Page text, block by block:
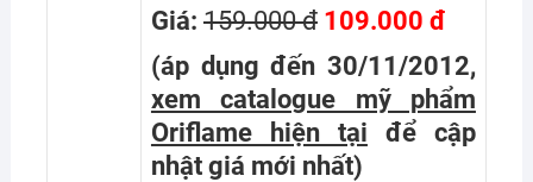
Giá: 159.000 đ109.000 đ
(áp dụng đến 30/11/2012,
xem catalogue mỹ phẩm
Oriflame hiện tại
để cập
nhật giá mới nhất)